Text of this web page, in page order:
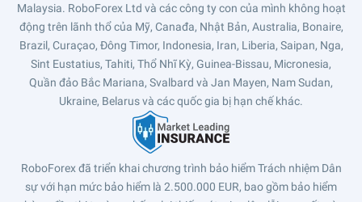
Malaysia. RoboForex Ltd và các công ty con của mình không hoạt
động trên lãnh thổ của Mỹ, Canađa, Nhật Bản, Australia, Bonaire,
Brazil, Curaçao, Đông Timor, Indonesia, Iran, Liberia, Saipan, Nga,
Sint Eustatius, Tahiti, Thổ Nhĩ Kỳ, Guinea-Bissau, Micronesia,
Quần đảo Bắc Mariana, Svalbard và Jan Mayen, Nam Sudan,
Ukraine, Belarus và các quốc gia bị hạn chế khác.
RoboForex đã triển khai chương trình bảo hiểm Trách nhiệm Dân
sự với hạn mức bảo hiểm là 2.500.000 EUR, bao gồm bảo hiểm